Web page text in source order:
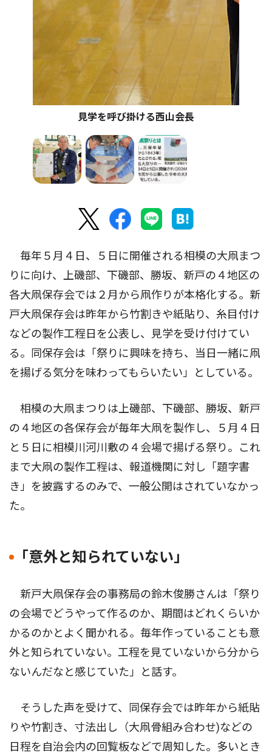
見学を呼び掛ける西山会長
毎年５月４日、５日に開催される相模の大凧まつ
りに向け、上磯部、下磯部、勝坂、新戸の４地区の
各大凧保存会では２月から凧作りが本格化する。新
戸大凧保存会は昨年から竹割きや紙貼り、糸目付け
などの製作工程日を公表し、見学を受け付けてい
る。同保存会は「祭りに興味を持ち、当日一緒に凧
を揚げる気分を味わってもらいたい」としている。
相模の大凧まつりは上磯部、下磯部、勝坂、新戸
の４地区の各保存会が毎年大凧を製作し、５月４日
と５日に相模川河川敷の４会場で揚げる祭り。これ
まで大凧の製作工程は、報道機関に対し「題字書
き」を披露するのみで、一般公開はされていなかっ
た。
｢意外と知られていない｣
新戸大凧保存会の事務局の鈴木俊勝さんは「祭り
の会場でどうやって作るのか、期間はどれくらいか
かるのかとよく聞かれる。毎年作っていることも意
外と知られていない。工程を見ていないから分から
ないんだなと感じていた」と話す。
そうした声を受けて、同保存会では昨年から紙貼
りや竹割き、寸法出し（大凧骨組み合わせ)などの
日程を自治会内の回覧板などで周知した。多いとき